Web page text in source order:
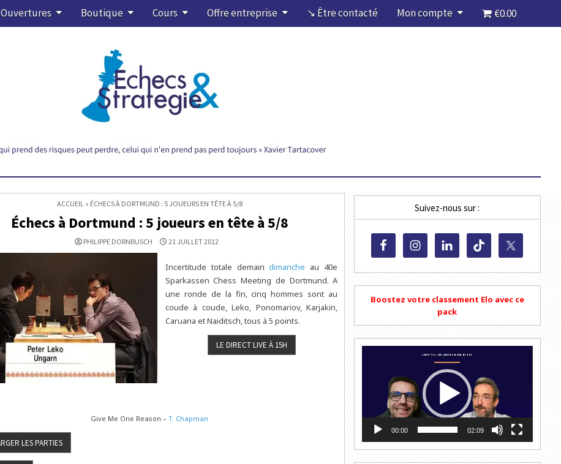
Ouvertures Boutique Cours Offre entreprise ↘ Être contacté Mon compte €0.00
ACCUEIL» ÉCHECS À DORTMUND : 5 JOUEURS EN TÊTE À 5/8
Échecs à Dortmund : 5 joueurs en tête à 5/8
PHILIPPE DORNBUSCH 21 JUILLET 2012
Incertitude totale demaindimanche au 40e
Sparkassen Chess Meeting de Dortmund. A
une ronde de la fin, cinq hommes sont au
coude à coude, Leko, Ponomariov, Karjakin,
Caruana et Naiditsch, tous à 5 points.
Give Me One Reason – T. Chapman
Suivez-nous sur :
Boostez votre classement Elo avec ce
pack
00:00 02:09